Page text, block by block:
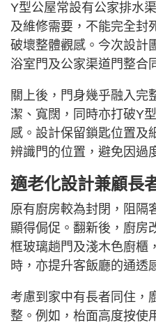
Y型公屋常設有公家排水
及維修需要，不能完全封
破壞整體觀感。今次設計
浴室門及公家渠道門整合
關上後，門身幾乎融入完
潔、寬闊，同時亦打破Y
感。設計保留鎖匙位置及
辨識門的位置，避免因過
適老化設計兼顧長
原有廚房較為封閉，阻隔
顯得侷促。翻新後，廚房
框玻璃趟門及淺木色廚櫃
時，亦提升客飯廳的通透
考慮到家中有長者同住，
整。例如，枱面高度按使